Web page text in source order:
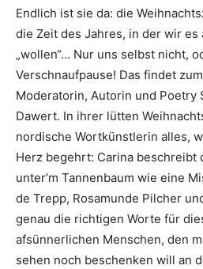
Endlich ist sie da: die
die Zeit des Jahres, in der wir es
„wollen“… Nur uns selbst nicht,
Verschnaufpause! Das findet
Moderatorin, Autorin und Poetry
Dawert. In ihrer lütten
nordische Wortkünstlerin alles,
Herz begehrt: Carina beschreibt
unter’m Tannenbaum wie eine
de Trepp, Rosamunde Pilcher
genau die richtigen Worte für
afsünnerlichen Menschen, den
sehen noch beschenken will an